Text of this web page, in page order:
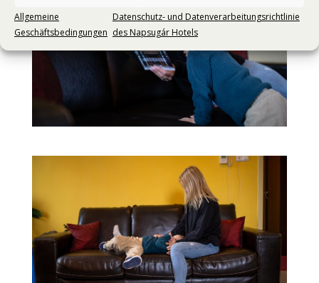
Allgemeine
Geschäftsbedingungen
Datenschutz- und Datenverarbeitungsrichtlinie
des Napsugár Hotels